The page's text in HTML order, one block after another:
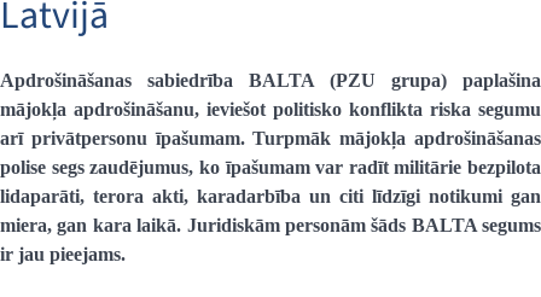
Latvijā
Apdrošināšanas sabiedrība BALTA (PZU grupa) paplašina
mājokļa apdrošināšanu, ieviešot politisko konflikta riska segumu
arī privātpersonu īpašumam. Turpmāk mājokļa apdrošināšanas
polise segs zaudējumus, ko īpašumam var radīt militārie bezpilota
lidaparāti, terora akti, karadarbība un citi līdzīgi notikumi gan
miera, gan kara laikā. Juridiskām personām šāds BALTA segums
ir jau pieejams.